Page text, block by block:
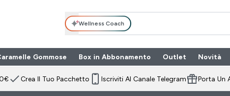
Wellness Coach
Gommose Box in AbbonamentoEnter Box in
⌄ Outlet Novità
Crea Il Tuo Pacchetto Iscriviti Al Canale Telegram Porta Un